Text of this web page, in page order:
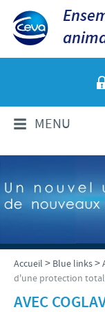
MENU
QUI
Aperçu de la
Ceva Santé
Production
PRODUITS
Volailles
Ovins -
Ceva News
Accueil > Blue links>
d'une protection
AVEC